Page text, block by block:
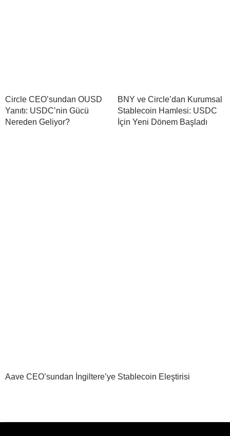
Circle CEO’sundan OUSD
Yanıtı: USDC’nin Gücü
Nereden Geliyor?
BNY ve Circle’dan Kurumsal
Stablecoin Hamlesi: USDC
İçin Yeni Dönem Başladı
Aave CEO’sundan İngiltere’ye Stablecoin Eleştirisi